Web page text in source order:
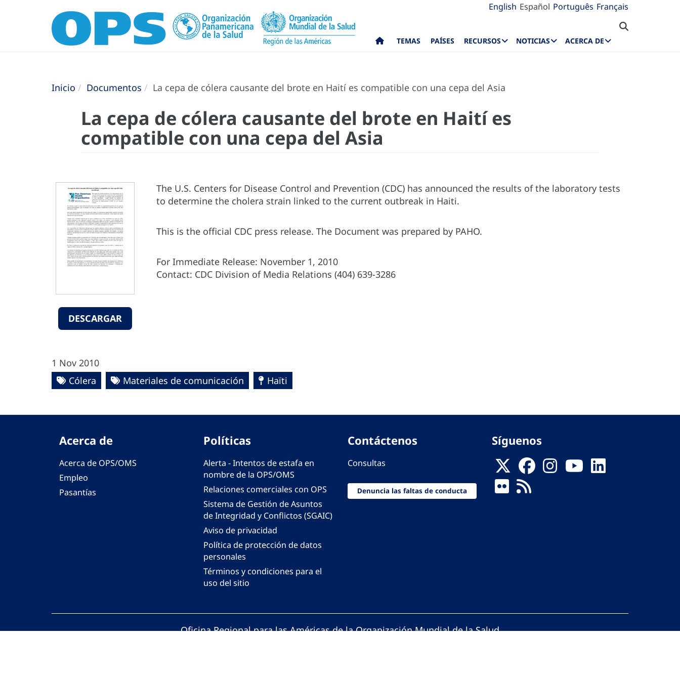
English Español Português Français
TEMAS PAÍSES RECURSOS NOTICIAS ACERCA DE
Inicio Documentos La cepa de cólera causante del brote en Haití es compatible con una cepa del Asia
La cepa de cólera causante del brote en Haití es
compatible con una cepa del Asia
DESCARGAR
The U.S. Centers for Disease Control and Prevention (CDC) has announced the results of the laboratory tests
to determine the cholera strain linked to the current outbreak in Haiti.
This is the official CDC press release. The Document was prepared by PAHO.
For Immediate Release: November 1, 2010
Contact: CDC Division of Media Relations (404) 639-3286
1 Nov 2010
Cólera
Materiales de comunicación Haïti
Acerca de
Acerca de OPS/OMS
Empleo
Pasantías
Políticas
Alerta - Intentos de estafa en
nombre de la OPS/OMS
Relaciones comerciales con OPS
Sistema de Gestión de Asuntos
de Integridad y Conflictos (SGAIC)
Aviso de privacidad
Política de protección de datos
personales
Términos y condiciones para el
uso del sitio
Contáctenos
Consultas
Denuncia las faltas de conducta
Síguenos
Oficina Regional para las Américas de la Organización Mundial de la Salud